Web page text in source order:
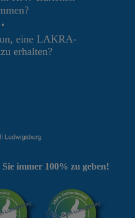
•
eine LAKRA-
erhalten?
immer 100% zu geben!